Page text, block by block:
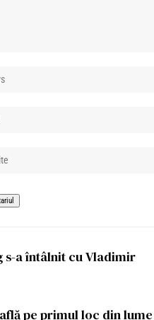
s-a întâlnit cu Vladimir
pe primul loc din lume